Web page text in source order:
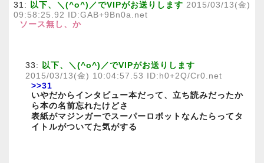
31: 以下、＼(^o^)／でVIPがお送りします 2015/03/13(金)
09:58:25.92 ID:GAB+9Bn0a.net
ソース無し、か
33: 以下、＼(^o^)／でVIPがお送りします
2015/03/13(金) 10:04:57.53 ID:h0+2Q/Cr0.net
>>31
いやだからインタビュー本だって、立ち読みだったか
ら本の名前忘れたけどさ
表紙がマジンガーでスーパーロボットなんたらってタ
イトルがついてた気がする